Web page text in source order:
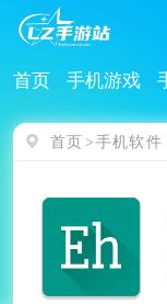
首页 手机游戏
首页 手机软件